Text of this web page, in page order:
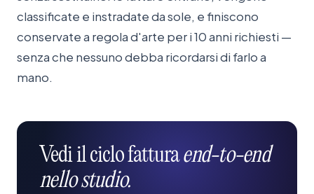
classificate e instradate da sole, e finiscono
conservate a regola d'arte per i 10 anni richiesti —
senza che nessuno debba ricordarsi di farlo a
mano.
Vediilciclofatturaend-to-end
nellostudio.